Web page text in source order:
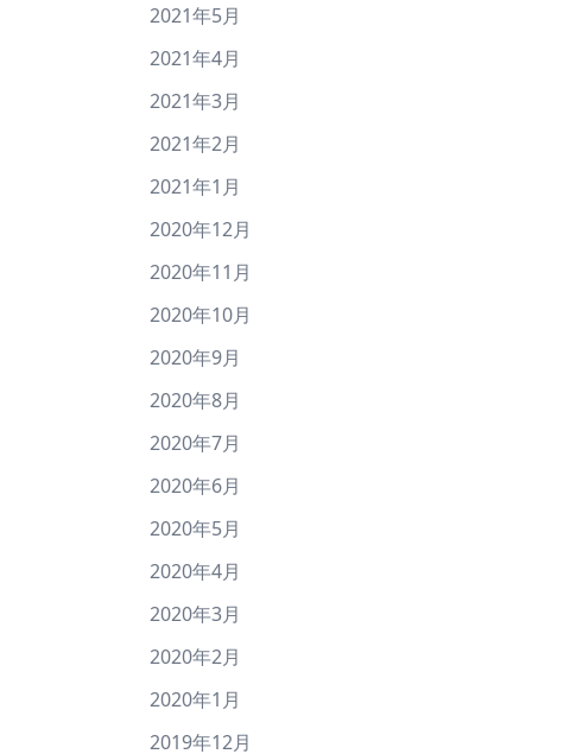
2021年5月
2021年4月
2021年3月
2021年2月
2021年1月
2020年12月
2020年11月
2020年10月
2020年9月
2020年8月
2020年7月
2020年6月
2020年5月
2020年4月
2020年3月
2020年2月
2020年1月
2019年12月